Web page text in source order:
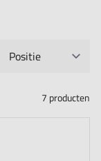
7 producten
op